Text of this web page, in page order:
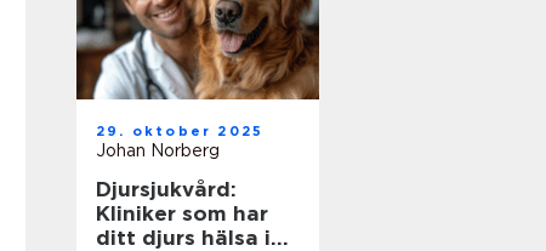
29. oktober 2025
Johan Norberg
Djursjukvård:
Kliniker som har
ditt djurs hälsa i